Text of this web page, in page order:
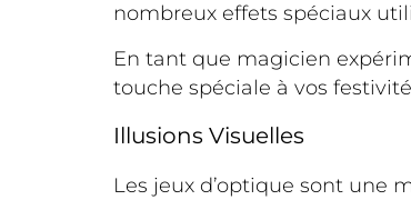
nombreux effets spéciaux
En tant que magicien
touche spéciale à vos
Illusions Visuelles
Les jeux d’optique sont une